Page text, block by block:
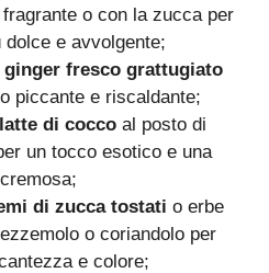
o con la zucca per
dolce e avvolgente;
fresco grattugiato
piccante e riscaldante;
di cocco al posto di
un tocco esotico e una
di zucca tostati o erbe
o coriandolo per
e colore;